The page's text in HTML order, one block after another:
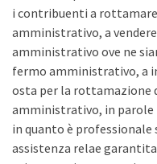
i contribuenti a
amministrativo, a
amministrativo ove ne
fermo amministrativo, a
osta per la rottamazione
amministrativo, in parole
in quanto è professionale
assistenza relae